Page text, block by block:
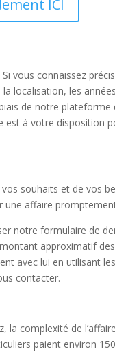
ICI
vous connaissez
localisation, les
de notre plateforme
est à votre disposition
souhaits et de vos
une affaire
notre formulaire de
approximatif
avec lui en utilisant
contacter.
la complexité de
paient environ